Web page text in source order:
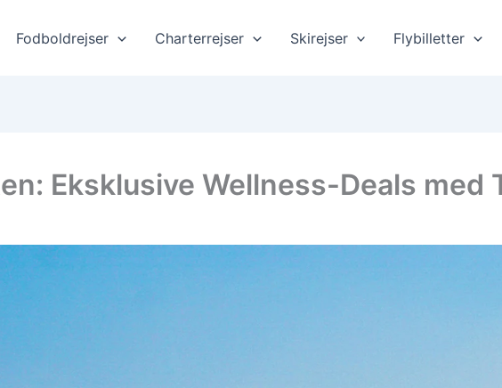
Fodboldrejser Charterrejser Skirejser Flybilletter
Eksklusive Wellness-Deals med